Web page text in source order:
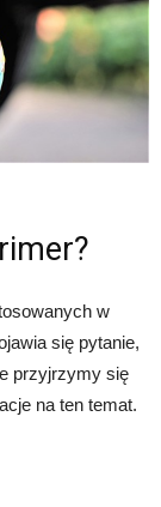
w
się pytanie,
przyjrzymy się
na ten temat.